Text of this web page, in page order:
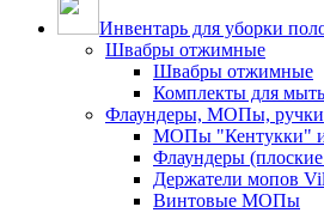
Инвентарь для уборки
Швабры отжимные
Швабры отжимные
Комплекты для
Флаундеры, МОПы, ручки
МОПы "Кентукки" и
Флаундеры
Держатели мопов
Винтовые МОПы